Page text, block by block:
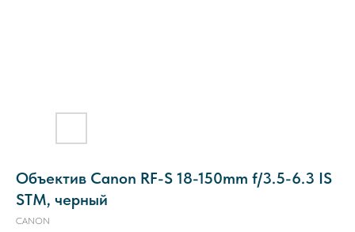
Объектив Canon RF-S 18-150mm f/3.5-6.3 IS
STM, черный
CANON